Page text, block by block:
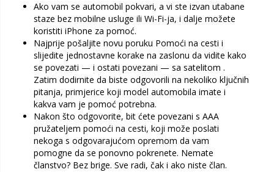
Ako vam se automobil pokvari, a vi ste izvan utabane
staze bez mobilne usluge ili Wi-Fi-ja, i dalje možete
koristiti iPhone za pomoć.
Najprije pošaljite novu poruku Pomoći na cesti i
slijedite jednostavne korake na zaslonu da vidite kako
se povezati — i ostati povezani — sa satelitom .
Zatim dodirnite da biste odgovorili na nekoliko ključnih
pitanja, primjerice koji model automobila imate i
kakva vam je pomoć potrebna.
Nakon što odgovorite, bit ćete povezani s AAA
pružateljem pomoći na cesti, koji može poslati
nekoga s odgovarajućom opremom da vam
pomogne da se ponovno pokrenete. Nemate
članstvo? Bez brige. Sve radi, čak i ako niste član.